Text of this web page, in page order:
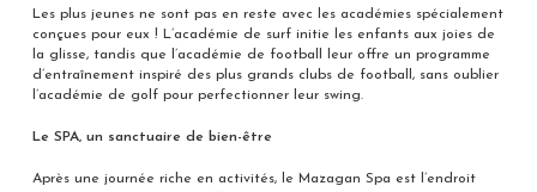
Les plus jeunes ne sont pas en reste avec les académies spécialement
conçues pour eux ! L’académie de surf initie les enfants aux joies de
la glisse, tandis que l’académie de football leur offre un programme
d’entraînement inspiré des plus grands clubs de football, sans oublier
l’académie de golf pour perfectionner leur swing.
Le SPA, un sanctuaire de bien-être
Après une journée riche en activités, le Mazagan Spa est l’endroit